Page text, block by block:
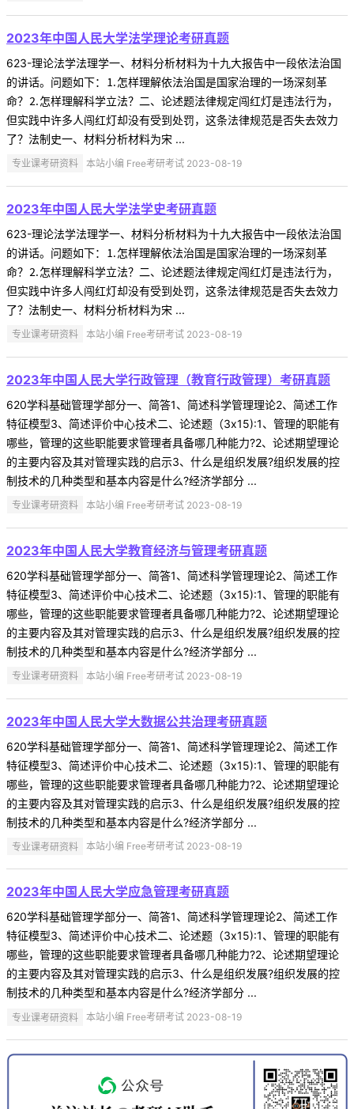
2023年中国人民大学法学理论考研真题
623-理论法学法理学一、材料分析材料为十九大报告中一段依法治国
的讲话。问题如下：⒈怎样理解依法治国是国家治理的一场深刻革
命？⒉怎样理解科学立法？二、论述题法律规定闯红灯是违法行为，
但实践中许多人闯红灯却没有受到处罚，这条法律规范是否失去效力
了？法制史一、材料分析材料为宋 ...
专业课考研资料 本站小编 Free考研考试 2023-08-19
2023年中国人民大学法学史考研真题
623-理论法学法理学一、材料分析材料为十九大报告中一段依法治国
的讲话。问题如下：⒈怎样理解依法治国是国家治理的一场深刻革
命？⒉怎样理解科学立法？二、论述题法律规定闯红灯是违法行为，
但实践中许多人闯红灯却没有受到处罚，这条法律规范是否失去效力
了？法制史一、材料分析材料为宋 ...
专业课考研资料 本站小编 Free考研考试 2023-08-19
2023年中国人民大学行政管理（教育行政管理）考研真题
620学科基础管理学部分一、简答1、简述科学管理理论2、简述工作
特征模型3、简述评价中心技术二、论述题（3x15):1、管理的职能有
哪些，管理的这些职能要求管理者具备哪几种能力?2、论述期望理论
的主要内容及其对管理实践的启示3、什么是组织发展?组织发展的控
制技术的几种类型和基本内容是什么?经济学部分 ...
专业课考研资料 本站小编 Free考研考试 2023-08-19
2023年中国人民大学教育经济与管理考研真题
620学科基础管理学部分一、简答1、简述科学管理理论2、简述工作
特征模型3、简述评价中心技术二、论述题（3x15):1、管理的职能有
哪些，管理的这些职能要求管理者具备哪几种能力?2、论述期望理论
的主要内容及其对管理实践的启示3、什么是组织发展?组织发展的控
制技术的几种类型和基本内容是什么?经济学部分 ...
专业课考研资料 本站小编 Free考研考试 2023-08-19
2023年中国人民大学大数据公共治理考研真题
620学科基础管理学部分一、简答1、简述科学管理理论2、简述工作
特征模型3、简述评价中心技术二、论述题（3x15):1、管理的职能有
哪些，管理的这些职能要求管理者具备哪几种能力?2、论述期望理论
的主要内容及其对管理实践的启示3、什么是组织发展?组织发展的控
制技术的几种类型和基本内容是什么?经济学部分 ...
专业课考研资料 本站小编 Free考研考试 2023-08-19
2023年中国人民大学应急管理考研真题
620学科基础管理学部分一、简答1、简述科学管理理论2、简述工作
特征模型3、简述评价中心技术二、论述题（3x15):1、管理的职能有
哪些，管理的这些职能要求管理者具备哪几种能力?2、论述期望理论
的主要内容及其对管理实践的启示3、什么是组织发展?组织发展的控
制技术的几种类型和基本内容是什么?经济学部分 ...
专业课考研资料 本站小编 Free考研考试 2023-08-19